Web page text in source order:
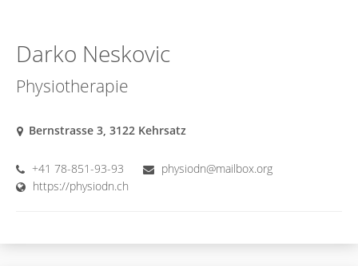
Darko Neskovic
Physiotherapie
Bernstrasse 3, 3122 Kehrsatz
+41 78-851-93-93
physiodn@mailbox.org
https://physiodn.ch